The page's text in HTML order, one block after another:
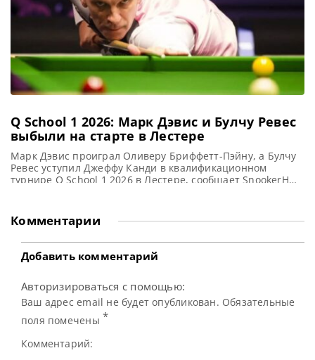
Q School 1 2026: Марк Дэвис и Булчу Ревес
выбыли на старте в Лестере
Марк Дэвис проиграл Оливеру Бриффетт-Пэйну, а Булчу
Ревес уступил Джеффу Канди в квалификационном
турнире Q School 1 2026 в Лестере, сообщает SnookerHQ
именитых спортсменов. Марк Дэвис, считавшийся одним
из главных фаворитов, распрощался с первым этапом. В
четверг он уступил Оливеру
Комментарии
Добавить комментарий
Авторизироваться с помощью:
Ваш адрес email не будет опубликован. Обязательные
поля помечены *
Комментарий: